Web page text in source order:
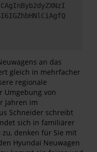
an das
gleich in mehrfacher
regionale
Umgebung von
Jahren im
Schneider schreibt
sich in familiärer
denken für Sie mit
Hyundai Neuwagen